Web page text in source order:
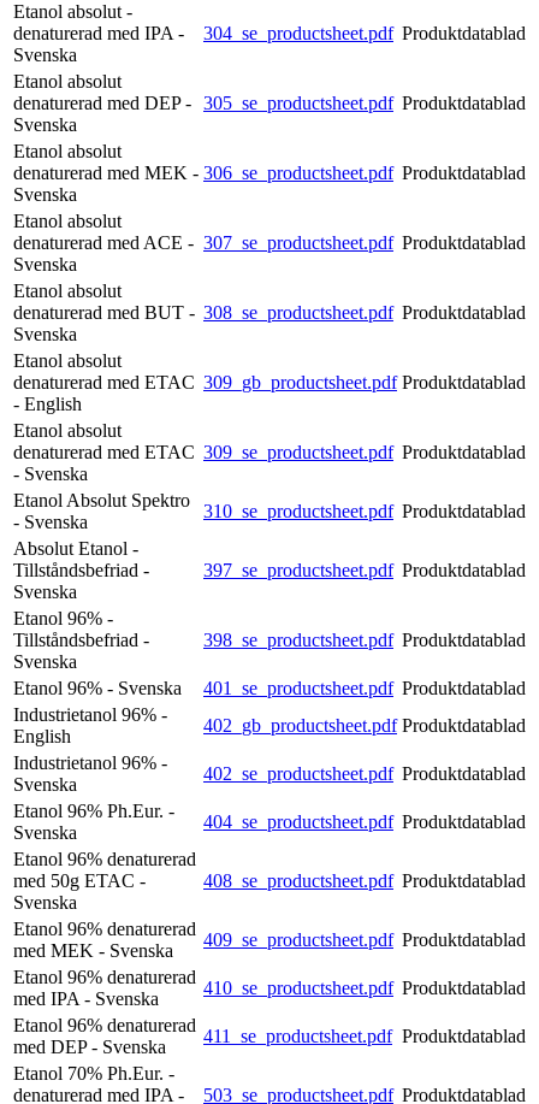
Etanol absolut -
denaturerad med IPA -
Svenska
304_se_productsheet.pdf Produktdatablad
Etanol absolut
denaturerad med DEP -
Svenska
305_se_productsheet.pdf Produktdatablad
Etanol absolut
denaturerad med MEK -
Svenska
306_se_productsheet.pdf Produktdatablad
Etanol absolut
denaturerad med ACE -
Svenska
307_se_productsheet.pdf Produktdatablad
Etanol absolut
denaturerad med BUT -
Svenska
308_se_productsheet.pdf Produktdatablad
Etanol absolut
denaturerad med ETAC
- English
309_gb_productsheet.pdf Produktdatablad
Etanol absolut
denaturerad med ETAC
- Svenska
309_se_productsheet.pdf Produktdatablad
Etanol Absolut Spektro
- Svenska
310_se_productsheet.pdf Produktdatablad
Absolut Etanol -
Tillståndsbefriad -
Svenska
397_se_productsheet.pdf Produktdatablad
Etanol 96% -
Tillståndsbefriad -
Svenska
398_se_productsheet.pdf Produktdatablad
Etanol 96% - Svenska 401_se_productsheet.pdf Produktdatablad
Industrietanol 96% -
English
402_gb_productsheet.pdf Produktdatablad
Industrietanol 96% -
Svenska
402_se_productsheet.pdf Produktdatablad
Etanol 96% Ph.Eur. -
Svenska
404_se_productsheet.pdf Produktdatablad
Etanol 96% denaturerad
med 50g ETAC -
Svenska
408_se_productsheet.pdf Produktdatablad
Etanol 96% denaturerad
med MEK - Svenska
409_se_productsheet.pdf Produktdatablad
Etanol 96% denaturerad
med IPA - Svenska
410_se_productsheet.pdf Produktdatablad
Etanol 96% denaturerad
med DEP - Svenska
411_se_productsheet.pdf Produktdatablad
Etanol 70% Ph.Eur. -
denaturerad med IPA -
503_se_productsheet.pdf Produktdatablad